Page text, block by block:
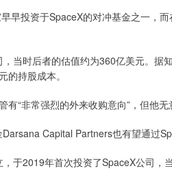
投资于SpaceX的对冲基金之一，而
时后者的估值约为360亿美元。据
的持股成本。
非常强烈的外来收购意向”，但他无
Capital Partners也有望通过
2019年首次投资了SpaceX公司，当